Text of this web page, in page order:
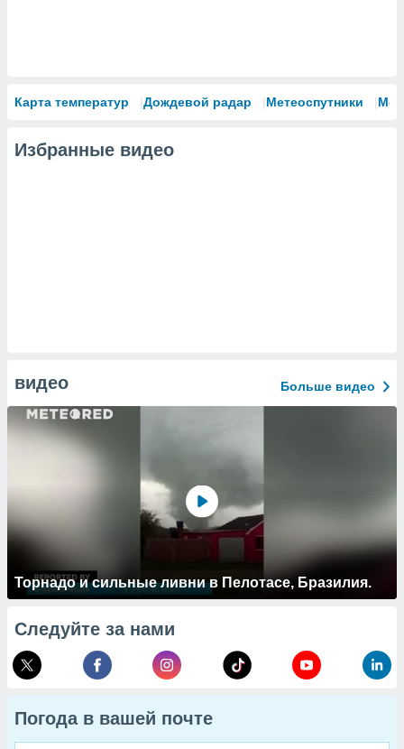
Карта температур Дождевой радар Метеоспутники
Избранные видео
видео Больше видео
Торнадо и сильные ливни в Пелотасе, Бразилия.
Следуйте за нами
Погода в вашей почте